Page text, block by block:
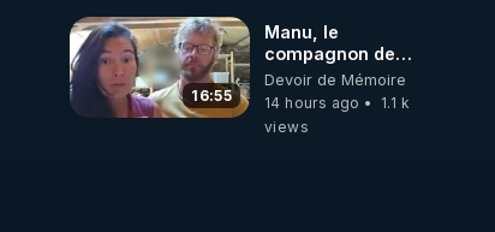
16:55
Manu, le
compagnon de
Kyria, raconte sa
garde à vue
musclée.
Devoir de Mémoire
14 hours ago
1.1 k
views